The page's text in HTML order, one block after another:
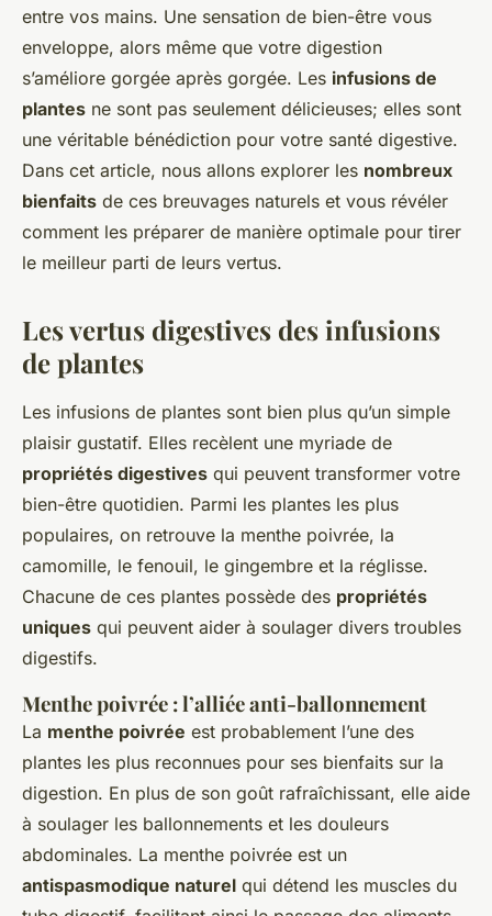
entre vos mains. Une sensation de bien-être vous
enveloppe, alors même que votre digestion
s’améliore gorgée après gorgée. Les infusions de
plantes ne sont pas seulement délicieuses; elles sont
une véritable bénédiction pour votre santé digestive.
Dans cet article, nous allons explorer les nombreux
bienfaits de ces breuvages naturels et vous révéler
comment les préparer de manière optimale pour tirer
le meilleur parti de leurs vertus.
Les vertus digestives des infusions
de plantes
Les infusions de plantes sont bien plus qu’un simple
plaisir gustatif. Elles recèlent une myriade de
propriétés digestives qui peuvent transformer votre
bien-être quotidien. Parmi les plantes les plus
populaires, on retrouve la menthe poivrée, la
camomille, le fenouil, le gingembre et la réglisse.
Chacune de ces plantes possède des propriétés
uniques qui peuvent aider à soulager divers troubles
digestifs.
Menthe poivrée : l’alliée anti-ballonnement
La menthe poivrée est probablement l’une des
plantes les plus reconnues pour ses bienfaits sur la
digestion. En plus de son goût rafraîchissant, elle aide
à soulager les ballonnements et les douleurs
abdominales. La menthe poivrée est un
antispasmodique naturel qui détend les muscles du